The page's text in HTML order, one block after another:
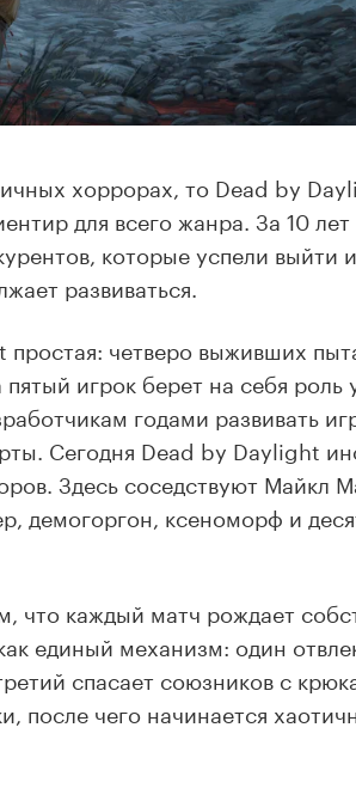
хоррорах, то Dead by
для всего жанра. За 10
которые успели выйти
развиваться.
четверо выживших
пятый игрок берет на себя
годами развивать
Сегодня Dead by Daylight
Здесь соседствуют Майкл
демогоргон, ксеноморф и
что каждый матч рождает
единый механизм: один
спасает союзников с
после чего начинается